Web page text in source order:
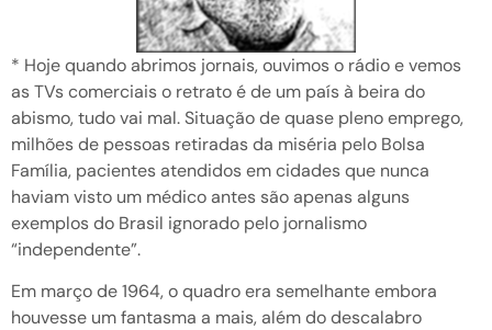
* Hoje quando abrimos jornais, ouvimos o rádio e vemos
as TVs comerciais o retrato é de um país à beira do
abismo, tudo vai mal. Situação de quase pleno emprego,
milhões de pessoas retiradas da miséria pelo Bolsa
Família, pacientes atendidos em cidades que nunca
haviam visto um médico antes são apenas alguns
exemplos do Brasil ignorado pelo jornalismo
“independente”.
Em março de 1964, o quadro era semelhante embora
houvesse um fantasma a mais, além do descalabro